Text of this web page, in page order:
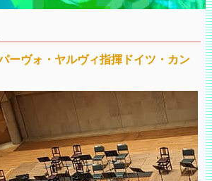
ーヴォ・ヤルヴィ指揮ドイツ・カン